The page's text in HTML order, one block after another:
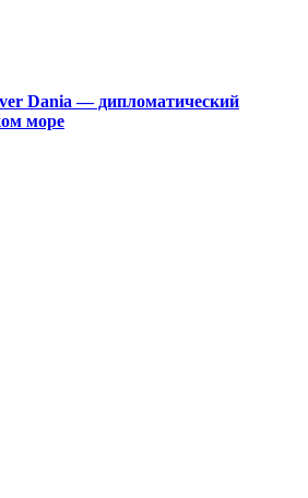
Dania — дипломатический
море